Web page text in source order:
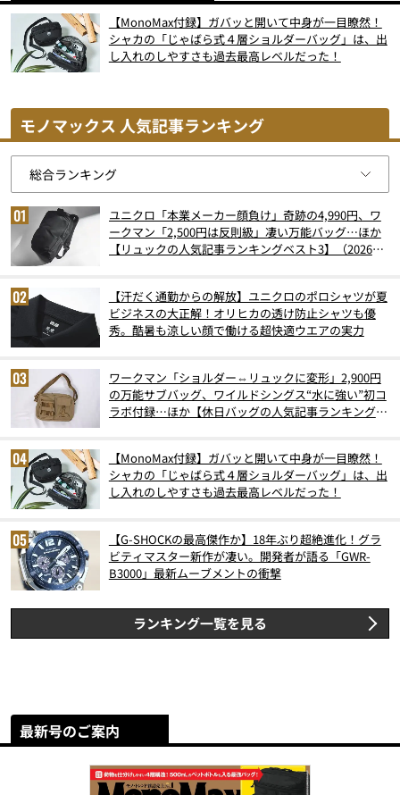
【MonoMax付録】ガバッと開いて中身が一目瞭然！
シャカの「じゃばら式４層ショルダーバッグ」は、出
し入れのしやすさも過去最高レベルだった！
モノマックス 人気記事ランキング
ユニクロ「本業メーカー顔負け」奇跡の4,990円、ワ
ークマン「2,500円は反則級」凄い万能バッグ…ほか
【リュックの人気記事ランキングベスト3】（2026年
【汗だく通勤からの解放】ユニクロのポロシャツが夏
ビジネスの大正解！オリヒカの透け防止シャツも優
秀。酷暑も涼しい顔で働ける超快適ウエアの実力
ワークマン「ショルダー⇔リュックに変形」2,900円
の万能サブバッグ、ワイルドシングス“水に強い”初コ
ラボ付録…ほか【休日バッグの人気記事ランキングベ
【MonoMax付録】ガバッと開いて中身が一目瞭然！
シャカの「じゃばら式４層ショルダーバッグ」は、出
し入れのしやすさも過去最高レベルだった！
【G-SHOCKの最高傑作か】18年ぶり超絶進化！グラ
ビティマスター新作が凄い。開発者が語る「GWR-
B3000」最新ムーブメントの衝撃
ランキング一覧を見る
最新号のご案内